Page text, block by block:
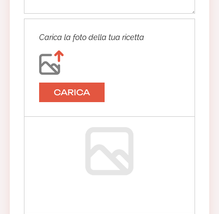
Carica la foto della tua ricetta
CARICA